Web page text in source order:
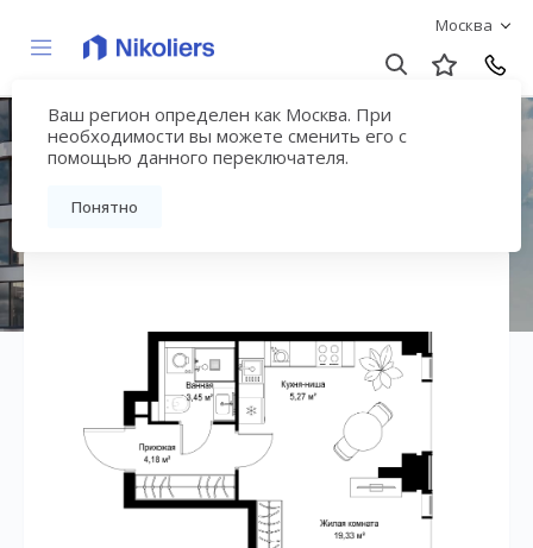
Москва
Ваш регион определен как Москва. При
необходимости вы можете сменить его с
помощью данного переключателя.
Понятно
ЖК «СИТИДЗЕН»
Вернуться на страницу жилого комплекса